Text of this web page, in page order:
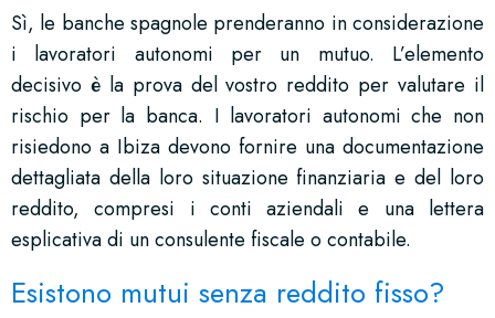
Sì, le banche spagnole prenderanno in considerazione
i lavoratori autonomi per un mutuo. L’elemento
decisivo è la prova del vostro reddito per valutare il
rischio per la banca. I lavoratori autonomi che non
risiedono a Ibiza devono fornire una documentazione
dettagliata della loro situazione finanziaria e del loro
reddito, compresi i conti aziendali e una lettera
esplicativa di un consulente fiscale o contabile.
Esistono mutui senza reddito fisso?